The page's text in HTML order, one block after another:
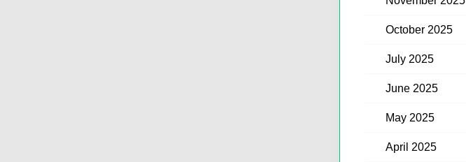
October 2025
July 2025
June 2025
May 2025
April 2025